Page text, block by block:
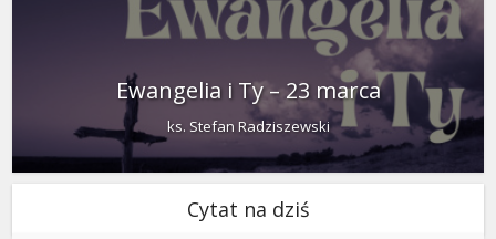
Ewangelia i Ty – 23 marca
ks. Stefan Radziszewski
Cytat na dziś